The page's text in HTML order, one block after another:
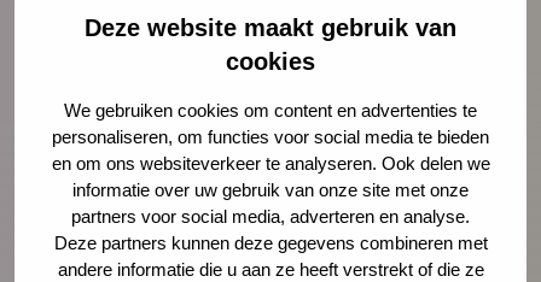
Deze website maakt gebruik van
cookies
We gebruiken cookies om content en advertenties te
personaliseren, om functies voor social media te bieden
en om ons websiteverkeer te analyseren. Ook delen we
informatie over uw gebruik van onze site met onze
partners voor social media, adverteren en analyse.
Deze partners kunnen deze gegevens combineren met
andere informatie die u aan ze heeft verstrekt of die ze
Jeugdgezondheid.
Lees meer